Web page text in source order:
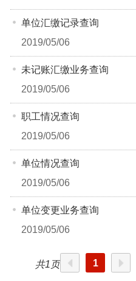
单位汇缴记录查询
2019/05/06
未记账汇缴业务查询
2019/05/06
职工情况查询
2019/05/06
单位情况查询
2019/05/06
单位变更业务查询
2019/05/06
共1页 1